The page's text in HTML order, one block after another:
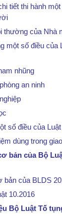
tiết thi hành
thường của Nhà
một số điều của
nhũng
an ninh
số điều của
dùng trong
bản của Bộ
bản của BLDS
10.2016
Bộ Luật Tố